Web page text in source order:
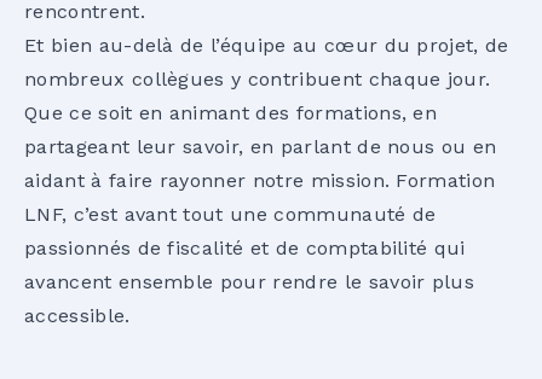
rencontrent.
Et bien au-delà de l’équipe au cœur du projet, de
nombreux collègues y contribuent chaque jour.
Que ce soit en animant des formations, en
partageant leur savoir, en parlant de nous ou en
aidant à faire rayonner notre mission. Formation
LNF, c’est avant tout une communauté de
passionnés de fiscalité et de comptabilité qui
avancent ensemble pour rendre le savoir plus
accessible.